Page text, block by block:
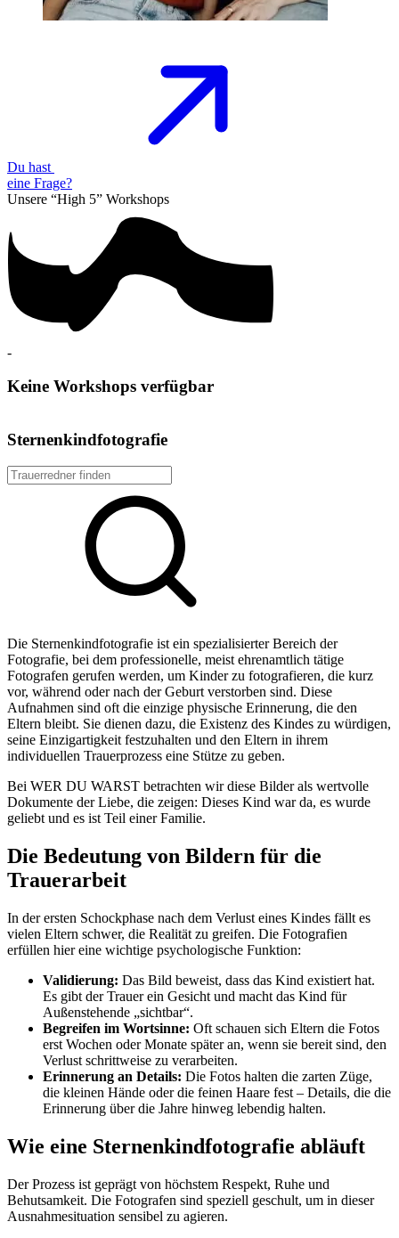
Du hast
eine Frage?
Unsere “High 5” Workshops
-
Keine Workshops verfügbar
Sternenkindfotografie
Die Sternenkindfotografie ist ein spezialisierter Bereich der
Fotografie, bei dem professionelle, meist ehrenamtlich tätige
Fotografen gerufen werden, um Kinder zu fotografieren, die kurz
vor, während oder nach der Geburt verstorben sind. Diese
Aufnahmen sind oft die einzige physische Erinnerung, die den
Eltern bleibt. Sie dienen dazu, die Existenz des Kindes zu würdigen,
seine Einzigartigkeit festzuhalten und den Eltern in ihrem
individuellen Trauerprozess eine Stütze zu geben.
Bei WER DU WARST betrachten wir diese Bilder als wertvolle
Dokumente der Liebe, die zeigen: Dieses Kind war da, es wurde
geliebt und es ist Teil einer Familie.
Die Bedeutung von Bildern für die
Trauerarbeit
In der ersten Schockphase nach dem Verlust eines Kindes fällt es
vielen Eltern schwer, die Realität zu greifen. Die Fotografien
erfüllen hier eine wichtige psychologische Funktion:
Validierung: Das Bild beweist, dass das Kind existiert hat.
Es gibt der Trauer ein Gesicht und macht das Kind für
Außenstehende „sichtbar“.
Begreifen im Wortsinne: Oft schauen sich Eltern die Fotos
erst Wochen oder Monate später an, wenn sie bereit sind, den
Verlust schrittweise zu verarbeiten.
Erinnerung an Details: Die Fotos halten die zarten Züge,
die kleinen Hände oder die feinen Haare fest – Details, die die
Erinnerung über die Jahre hinweg lebendig halten.
Wie eine Sternenkindfotografie abläuft
Der Prozess ist geprägt von höchstem Respekt, Ruhe und
Behutsamkeit. Die Fotografen sind speziell geschult, um in dieser
Ausnahmesituation sensibel zu agieren.